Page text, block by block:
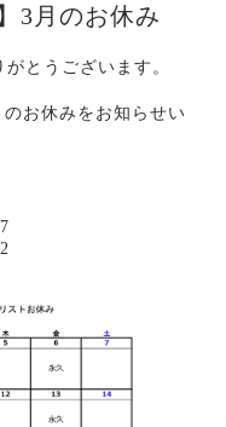
3月のお休み
とうございます。
お休みをお知らせい